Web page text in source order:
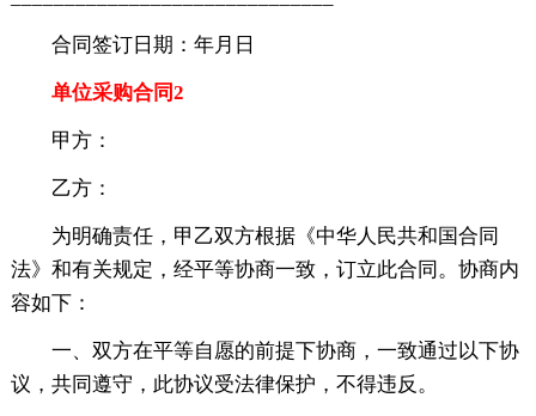
合同签订日期：年月日
单位采购合同2
甲方：
乙方：
为明确责任，甲乙双方根据《中华人民共和国合同
法》和有关规定，经平等协商一致，订立此合同。协商内
容如下：
一、双方在平等自愿的前提下协商，一致通过以下协
议，共同遵守，此协议受法律保护，不得违反。